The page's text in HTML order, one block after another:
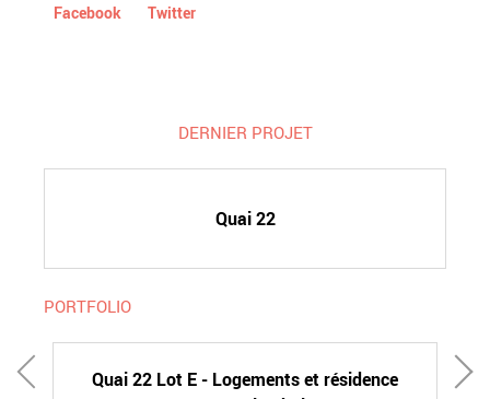
Facebook Twitter
DERNIER PROJET
Quai 22
PORTFOLIO
Quai 22 Lot E - Logements et résidence